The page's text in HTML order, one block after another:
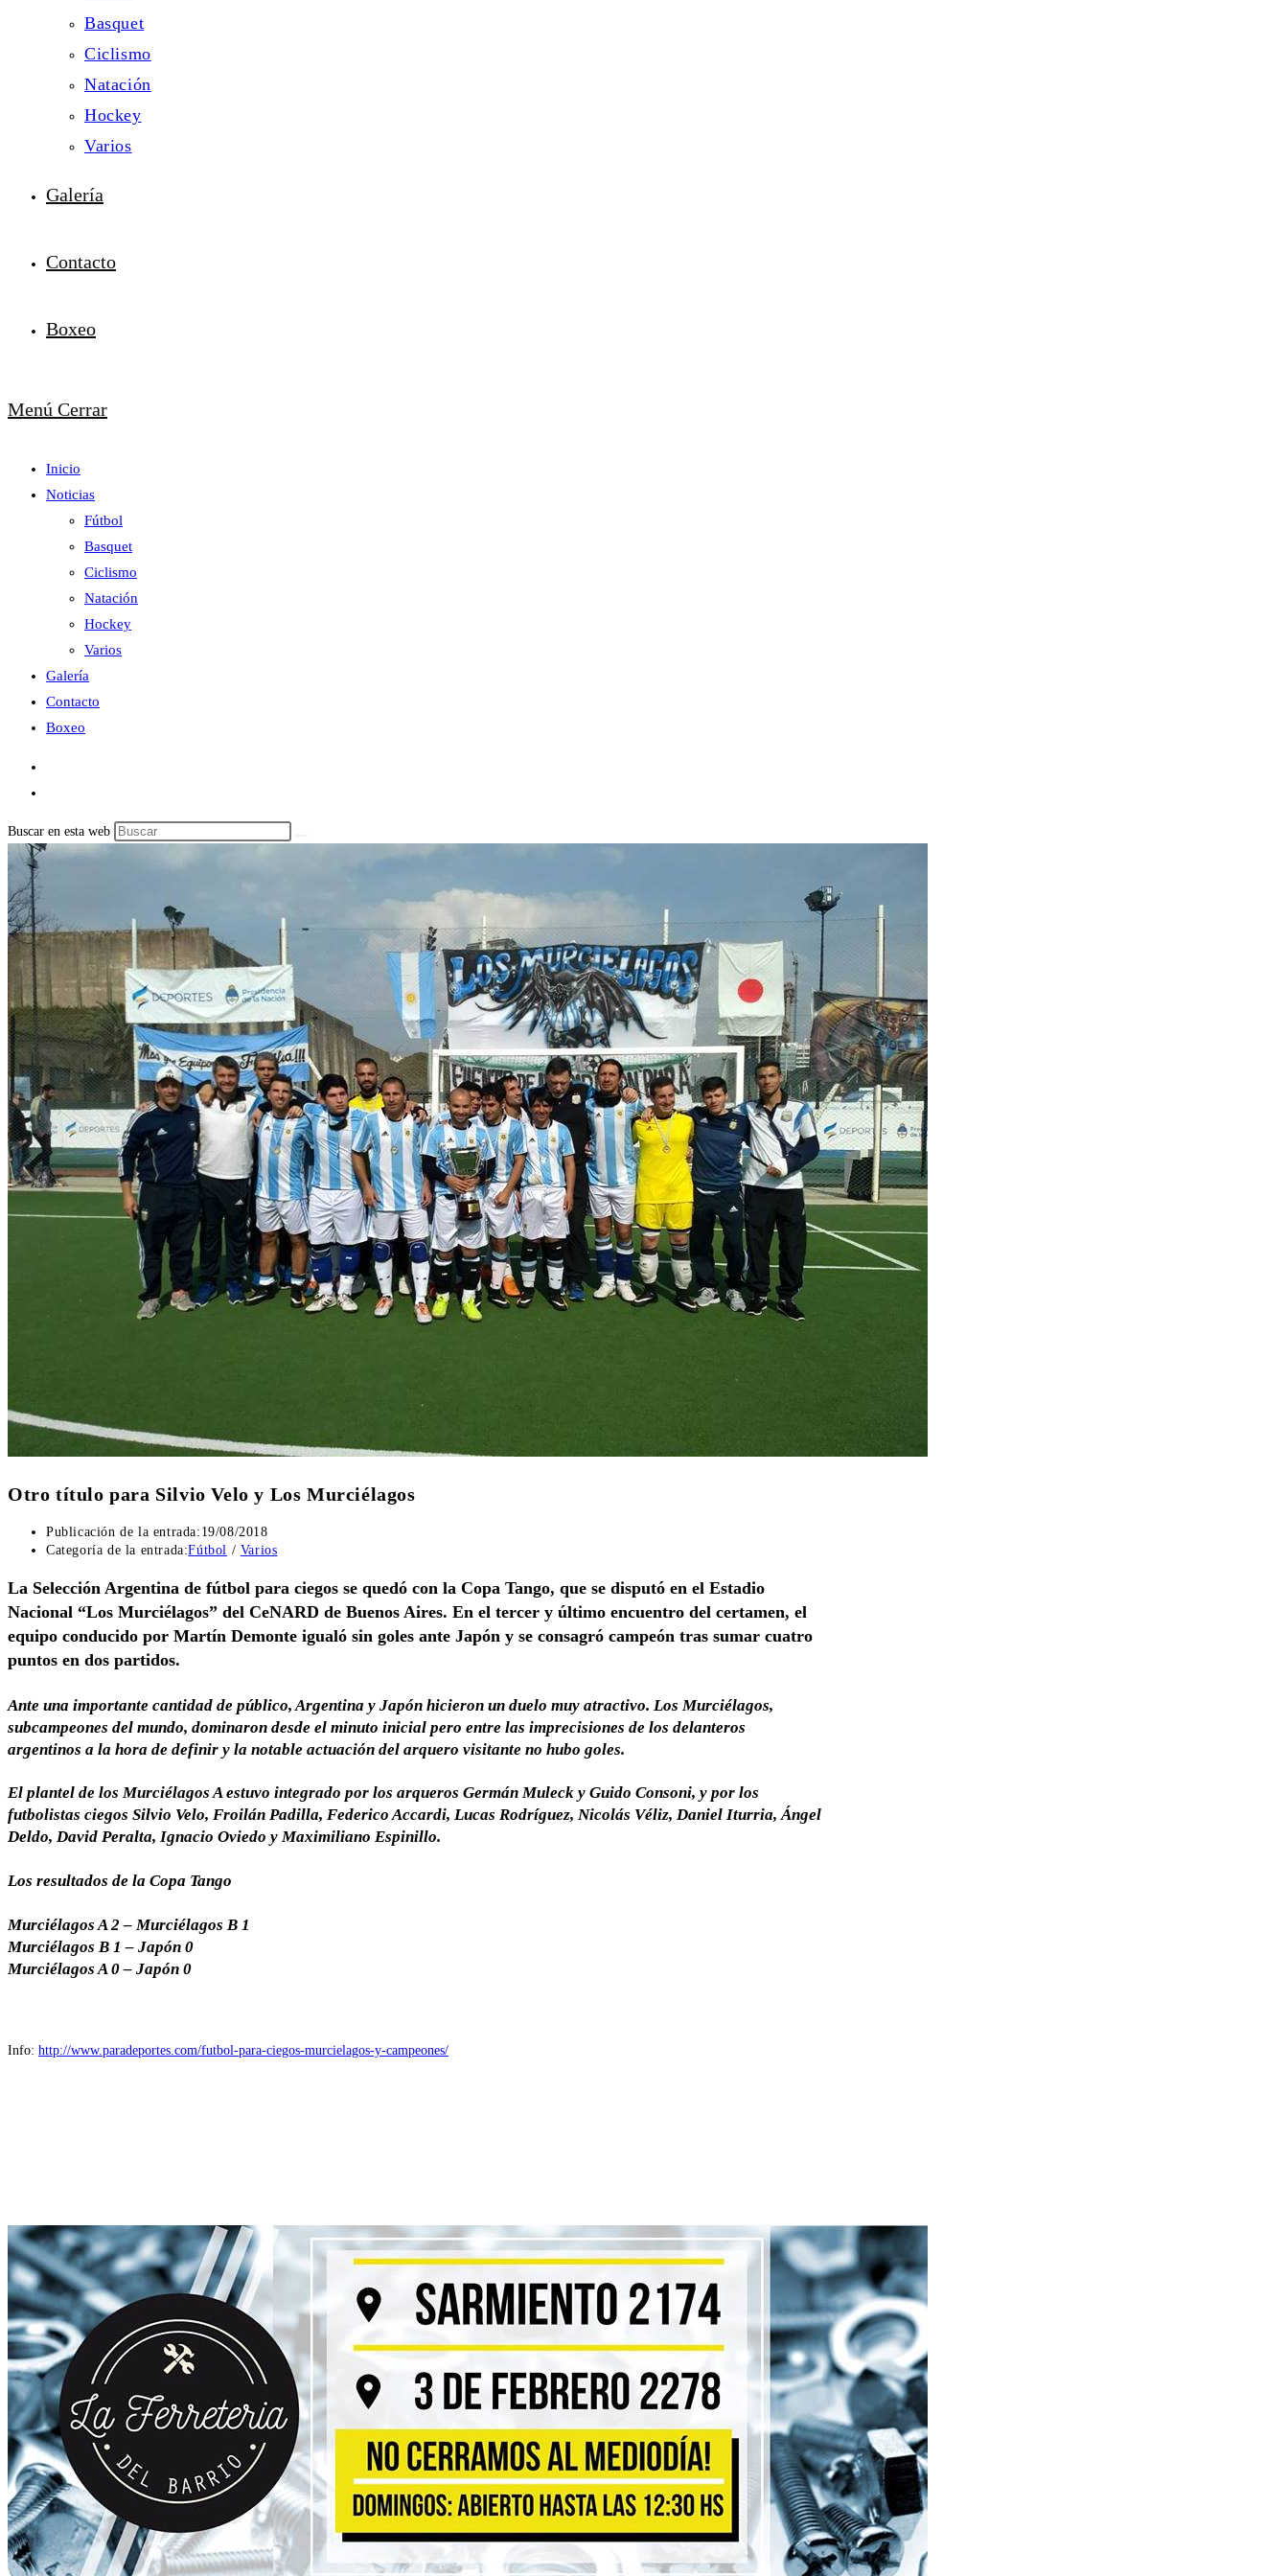
Basquet
Ciclismo
Natación
Hockey
Varios
Galería
Contacto
Boxeo
Menú Cerrar
Inicio
Noticias
Fútbol
Basquet
Ciclismo
Natación
Hockey
Varios
Galería
Contacto
Boxeo
Buscar en esta web
Otro título para Silvio Velo y Los Murciélagos
Publicación de la entrada: 19/08/2018
Categoría de la entrada:Fútbol / Varios
La Selección Argentina de fútbol para ciegos se quedó con la Copa Tango, que se disputó en el Estadio
Nacional “Los Murciélagos” del CeNARD de Buenos Aires. En el tercer y último encuentro del certamen, el
equipo conducido por Martín Demonte igualó sin goles ante Japón y se consagró campeón tras sumar cuatro
puntos en dos partidos.
Ante una importante cantidad de público, Argentina y Japón hicieron un duelo muy atractivo. Los Murciélagos,
subcampeones del mundo, dominaron desde el minuto inicial pero entre las imprecisiones de los delanteros
argentinos a la hora de definir y la notable actuación del arquero visitante no hubo goles.
El plantel de los Murciélagos A estuvo integrado por los arqueros Germán Muleck y Guido Consoni, y por los
futbolistas ciegos Silvio Velo, Froilán Padilla, Federico Accardi, Lucas Rodríguez, Nicolás Véliz, Daniel Iturria, Ángel
Deldo, David Peralta, Ignacio Oviedo y Maximiliano Espinillo.
Los resultados de la Copa Tango
Murciélagos A 2 – Murciélagos B 1
Murciélagos B 1 – Japón 0
Murciélagos A 0 – Japón 0
Info: http://www.paradeportes.com/futbol-para-ciegos-murcielagos-y-campeones/